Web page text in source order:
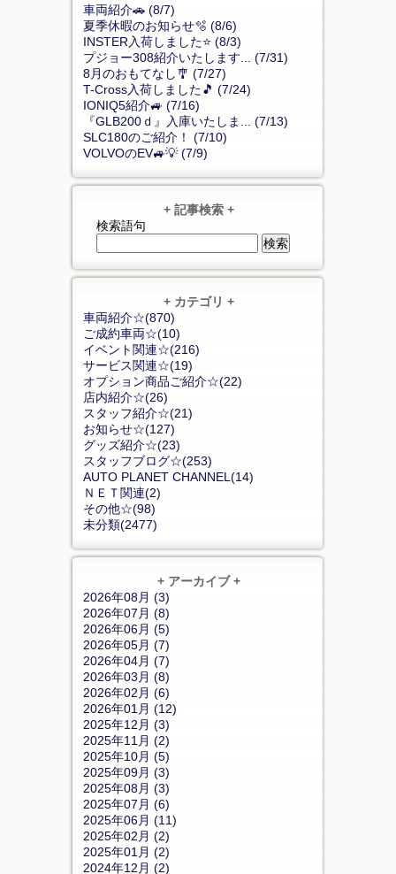
車両紹介🚗 (8/7)
夏季休暇のお知らせ🫧 (8/6)
INSTER入荷しました⭐ (8/3)
プジョー308紹介いたします... (7/31)
8月のおもてなし🎐 (7/27)
T-Cross入荷しました🎵 (7/24)
IONIQ5紹介🚙 (7/16)
『GLB200ｄ』入庫いたしま... (7/13)
SLC180のご紹介！ (7/10)
VOLVOのEV🚙💡 (7/9)
+ 記事検索 +
検索語句
+ カテゴリ +
車両紹介☆(870)
ご成約車両☆(10)
イベント関連☆(216)
サービス関連☆(19)
オプション商品ご紹介☆(22)
店内紹介☆(26)
スタッフ紹介☆(21)
お知らせ☆(127)
グッズ紹介☆(23)
スタッフブログ☆(253)
AUTO PLANET CHANNEL(14)
ＮＥＴ関連(2)
その他☆(98)
未分類(2477)
+ アーカイブ +
2026年08月 (3)
2026年07月 (8)
2026年06月 (5)
2026年05月 (7)
2026年04月 (7)
2026年03月 (8)
2026年02月 (6)
2026年01月 (12)
2025年12月 (3)
2025年11月 (2)
2025年10月 (5)
2025年09月 (3)
2025年08月 (3)
2025年07月 (6)
2025年06月 (11)
2025年02月 (2)
2025年01月 (2)
2024年12月 (2)